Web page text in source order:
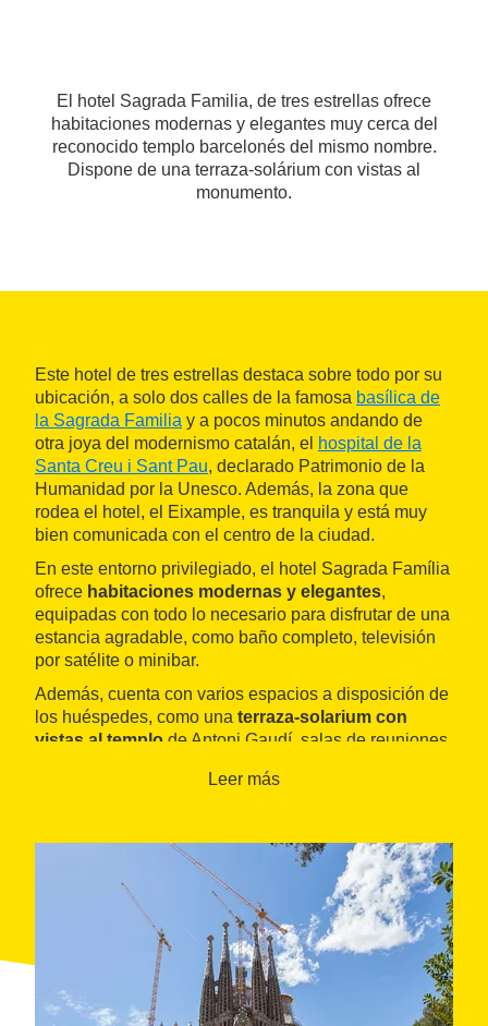
El hotel Sagrada Familia, de tres estrellas ofrece
habitaciones modernas y elegantes muy cerca del
reconocido templo barcelonés del mismo nombre.
Dispone de una terraza-solárium con vistas al
monumento.
Este hotel de tres estrellas destaca sobre todo por su
ubicación, a solo dos calles de la famosa basílica de
la Sagrada Familia y a pocos minutos andando de
otra joya del modernismo catalán, el hospital de la
Santa Creu i Sant Pau, declarado Patrimonio de la
Humanidad por la Unesco. Además, la zona que
rodea el hotel, el Eixample, es tranquila y está muy
bien comunicada con el centro de la ciudad.
En este entorno privilegiado, el hotel Sagrada Família
ofrece habitaciones modernas y elegantes,
equipadas con todo lo necesario para disfrutar de una
estancia agradable, como baño completo, televisión
por satélite o minibar.
Además, cuenta con varios espacios a disposición de
los huéspedes, como una terraza-solarium con
vistas al templo de Antoni Gaudí, salas de reuniones
solo cincuenta metros del hotel se encuentra un club
Leer más